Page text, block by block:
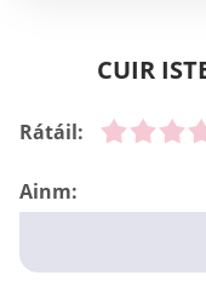
CUIR
Rátáil:
Ainm: